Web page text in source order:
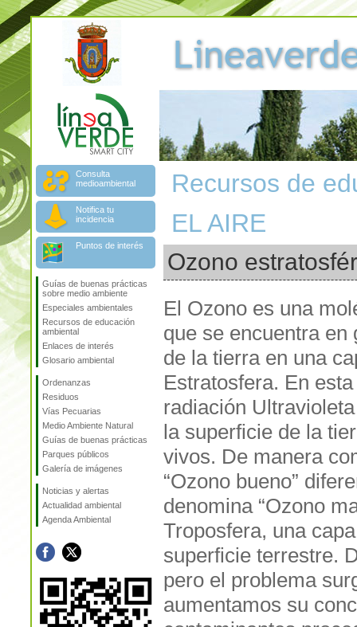
Consulta
medioambiental
Notifica tu
incidencia
Puntos de interés
Guías de buenas prácticas
sobre medio ambiente
Especiales ambientales
Recursos de educación
ambiental
Enlaces de interés
Glosario ambiental
Ordenanzas
Residuos
Vías Pecuarias
Medio Ambiente Natural
Guías de buenas prácticas
Parques públicos
Galería de imágenes
Noticias y alertas
Actualidad ambiental
Agenda Ambiental
Recursos de
EL AIRE
Ozono
El Ozono es una
que se encuentra
de la tierra en una
Estratosfera. En
radiación
la superficie de la
vivos. De manera
“Ozono bueno”
denomina “Ozono
Troposfera, una
superficie terrestre.
pero el problema
aumentamos su